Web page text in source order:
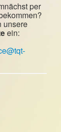
per
unsere
ein: